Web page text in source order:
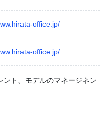
office.jp/
office.jp/
ント、モデルのマネージネン